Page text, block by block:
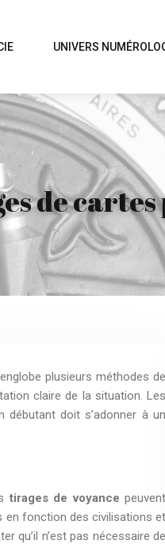
UNIVERS
de cartes
plusieurs méthodes de
claire de la situation. Les
doit s’adonner à un
tirages de voyance peuvent
en fonction des civilisations et
qu’il n’est pas nécessaire de